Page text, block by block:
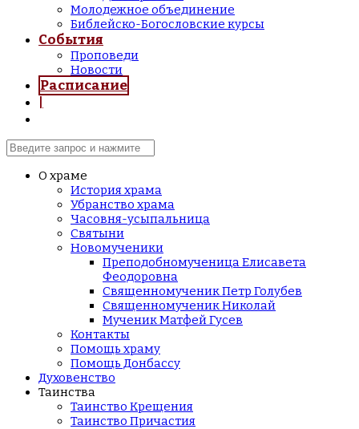
Молодежное объединение
Библейско-Богословские курсы
События
Проповеди
Новости
Расписание
О храме
История храма
Убранство храма
Часовня-усыпальница
Святыни
Новомученики
Преподобномученица Елисавета
Феодоровна
Священномученик Петр Голубев
Священномученик Николай
Мученик Матфей Гусев
Контакты
Помощь храму
Помощь Донбассу
Духовенство
Таинства
Таинство Крещения
Таинство Причастия